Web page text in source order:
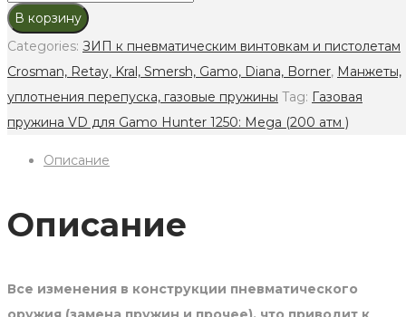
пружина
VD
Mega
атм.)
quantity
В корзину
Categories: ЗИП к пневматическим винтовкам и пистолетам
Crosman, Retay, Kral, Smersh, Gamo, Diana, Borner, Манжеты,
уплотнения перепуска, газовые пружины Tag: Газовая
пружина VD для Gamo Hunter 1250: Mega (200 атм )
Описание
Описание
Все изменения в конструкции пневматического